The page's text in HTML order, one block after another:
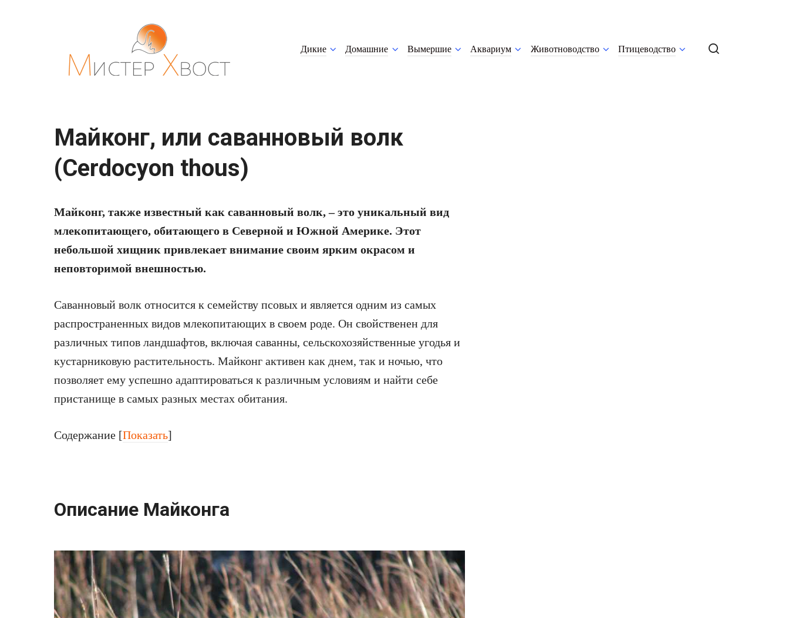
Дикие Домашние Вымершие Аквариум Животноводство Птицеводство
Майконг, или саванновый волк
(Cerdocyon thous)
Майконг, также известный как саванновый волк, – это уникальный вид
млекопитающего, обитающего в Северной и Южной Америке. Этот
небольшой хищник привлекает внимание своим ярким окрасом и
неповторимой внешностью.
Саванновый волк относится к семейству псовых и является одним из самых
распространенных видов млекопитающих в своем роде. Он свойственен для
различных типов ландшафтов, включая саванны, сельскохозяйственные угодья и
кустарниковую растительность. Майконг активен как днем, так и ночью, что
позволяет ему успешно адаптироваться к различным условиям и найти себе
пристанище в самых разных местах обитания.
Содержание [Показать]
Описание Майконга